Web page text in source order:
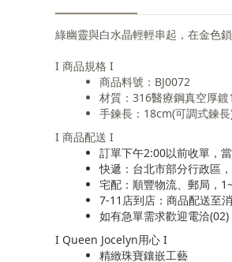
綠幽靈與白水晶輕輕串起，在金色
I 商品規格 I
商品料號：BJ0072
材質：316醫療鋼真空厚
手鍊長：18cm(可調式鍊
I 商品配送 I
訂單下午2:00以前收單，
快遞：台北市部分行政區
宅配：順豐物流、郵局，
7-11店到店：商品配送至
如有急單需求歡迎電洽
I Queen Jocelyn用心 I
精緻珠寶鑲嵌工藝